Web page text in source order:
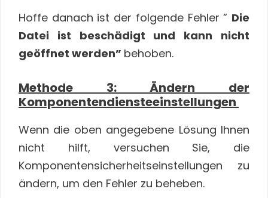
Hoffe danach ist der folgende Fehler ” Die
Datei ist beschädigt und kann nicht
geöffnet werden” behoben.
Methode 3: Ändern der
Komponentendiensteeinstellungen
Wenn die oben angegebene Lösung Ihnen
nicht hilft, versuchen Sie, die
Komponentensicherheitseinstellungen zu
ändern, um den Fehler zu beheben.